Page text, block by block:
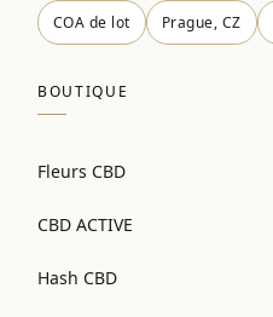
COA de lot Prague, CZ
BOUTIQUE
Fleurs CBD
CBD ACTIVE
Hash CBD